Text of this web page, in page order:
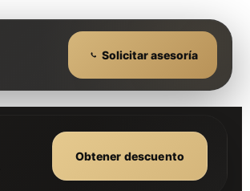
Solicitar asesoría
Obtener descuento